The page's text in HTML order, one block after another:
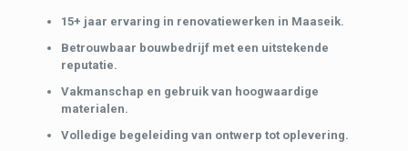
15+ jaar ervaring in renovatiewerken in Maaseik.
Betrouwbaar bouwbedrijf met een uitstekende
reputatie.
Vakmanschap en gebruik van hoogwaardige
materialen.
Volledige begeleiding van ontwerp tot oplevering.